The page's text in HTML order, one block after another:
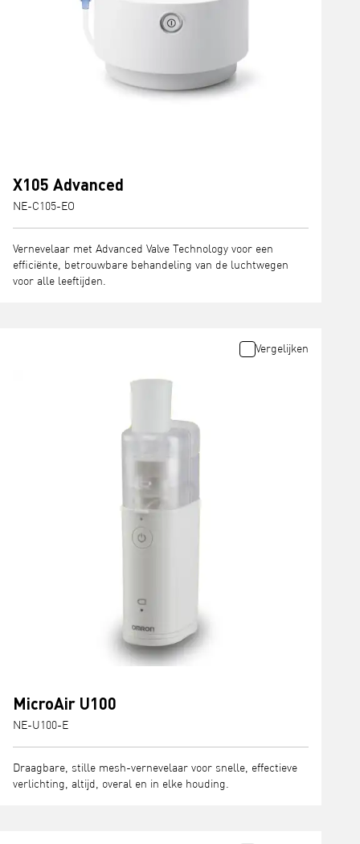
X105 Advanced
NE-C105-EO
Vernevelaar met Advanced Valve Technology voor een
efficiënte, betrouwbare behandeling van de luchtwegen
voor alle leeftijden.
MicroAir U100
NE-U100-E
Draagbare, stille mesh-vernevelaar voor snelle, effectieve
verlichting, altijd, overal en in elke houding.
Vergelijken